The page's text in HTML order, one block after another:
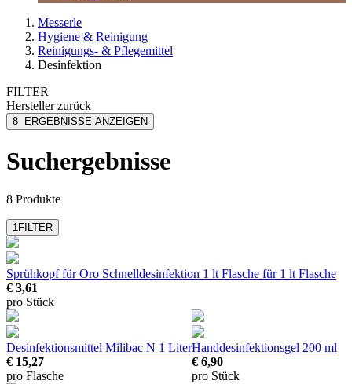
Messerle
Hygiene & Reinigung
Reinigungs- & Pflegemittel
Desinfektion
FILTER
Herstellerzurück
Dr. Schnell
M Clean
MESSERLE
mehr anzeigen
8 ERGEBNISSE ANZEIGEN
Suchergebnisse
8 Produkte
1FILTER
Sprühkopf für Oro Schnelldesinfektion 1 lt Flasche für 1 lt Flasche
€ 3,61
pro Stück
Desinfektionsmittel Milibac N 1 Liter
€ 15,27
pro Flasche
Handdesinfektionsgel 200 ml
€ 6,90
pro Stück